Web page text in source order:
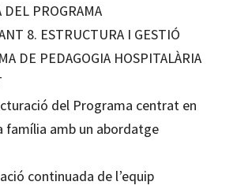
DEL PROGRAMA
8. ESTRUCTURA I GESTIÓ
DE PEDAGOGIA HOSPITALÀRIA
del Programa centrat en
família amb un abordatge
continuada de l’equip